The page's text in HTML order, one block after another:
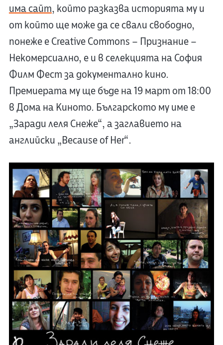
има сайт, който разказва историята му и
от който ще може да се свали свободно,
понеже е Creative Commons – Признание –
Некомерсиално, е и в селекцията на София
Филм Фест за документално кино.
Премиерата му ще бъде на 19 март от 18:00
в Дома на Киното. Българското му име е
„Заради леля Снеже“, а заглавието на
английски „Because of Her“.